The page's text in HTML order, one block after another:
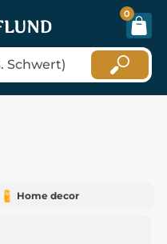
0
Home decor